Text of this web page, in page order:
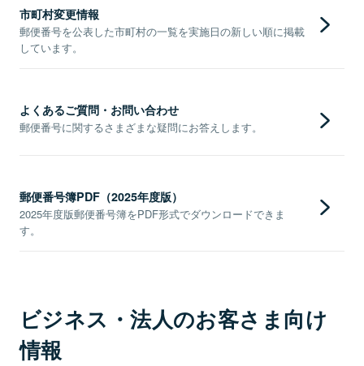
市町村変更情報
郵便番号を公表した市町村の一覧を実施日の新しい順に掲載
しています。
よくあるご質問・お問い合わせ
郵便番号に関するさまざまな疑問にお答えします。
郵便番号簿PDF（2025年度版）
2025年度版郵便番号簿をPDF形式でダウンロードできま
す。
ビジネス・法人のお客さま向け
情報